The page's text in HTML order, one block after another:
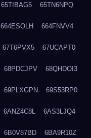
65TIBAG5 65TN6NPQ
664ESOLH 664FNVV4
67T6PVX5 67UCAPT0
68PDCJPV 68QHDOI3
69PLXGPN 69S53RP0
6ANZ4C8L 6AS3LJQ4
6B0V87BD 6BA9R10Z